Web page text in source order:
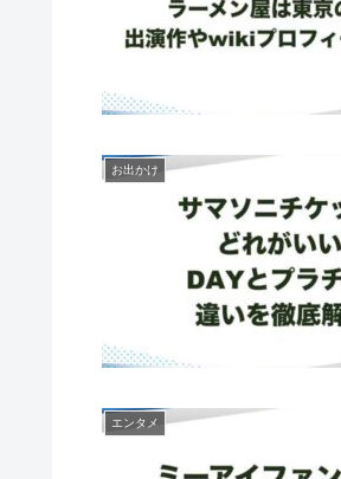
お出かけ
エンタメ